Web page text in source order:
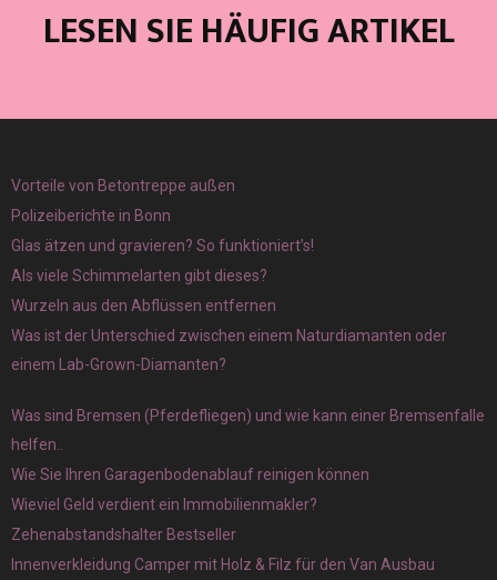
LESEN SIE HÄUFIG ARTIKEL
Vorteile von Betontreppe außen
Polizeiberichte in Bonn
Glas ätzen und gravieren? So funktioniert’s!
Als viele Schimmelarten gibt dieses?
Wurzeln aus den Abflüssen entfernen
Was ist der Unterschied zwischen einem Naturdiamanten oder
einem Lab-Grown-Diamanten?
Was sind Bremsen (Pferdefliegen) und wie kann einer Bremsenfalle
helfen..
Wie Sie Ihren Garagenbodenablauf reinigen können
Wieviel Geld verdient ein Immobilienmakler?
Zehenabstandshalter Bestseller
Innenverkleidung Camper mit Holz & Filz für den Van Ausbau